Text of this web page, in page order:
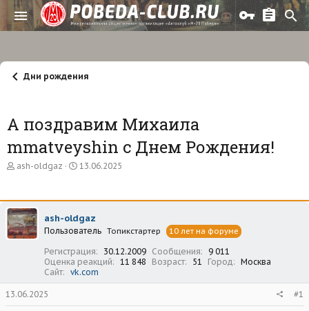
Дни рождения
А поздравим Михаила
mmatveyshin с Днем Рождения!
А
о
р
т
е
ash-oldgaz
Д
а
а
ч
л
а
13.06.2025
ash-oldgaz
Пользователь Топикстартер 10 лет на форуме
Регистрация 30.12.2009 Сообщения
9 011
Оценка реакций
11 848 Возраст 51 Город
Москва
Сайт
vk.com
13.06.2025 #1